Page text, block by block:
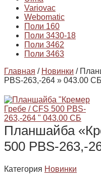
Variovac
Webomatic
Поли 160
Поли 3430-18
Поли 3462
Поли 3463
Главная / Новинки /
PBS-263,-264 » 043.00 СБ
Планшайба
500 PBS-263,-
Категория Новинки